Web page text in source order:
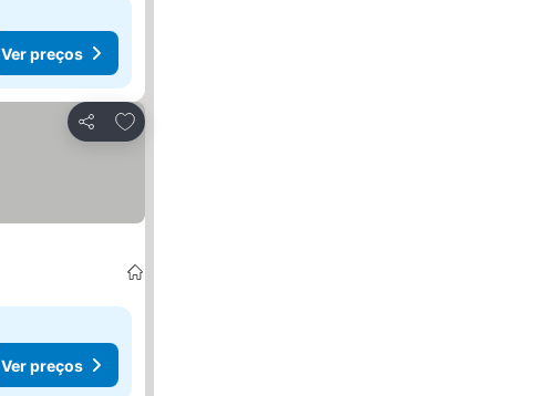
Ver preços
Partilhar
Adicionar aos favoritos
Ver preços